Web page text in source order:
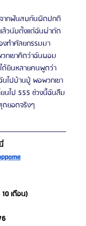
จากฟันสบกันผิดปกติ
ล้วนับตั้งแต่ฉันผ่าตัด
ทำศัลยกรรมมา
กเขาคิดว่าฉันผอม
ด้ยินหลายคนพูดว่า
นไปบ้านปู่ พอพวกเขา
ยนไป 555 ช่วงนี้ฉันลืม
ดยอดจริงๆ
เดือน)